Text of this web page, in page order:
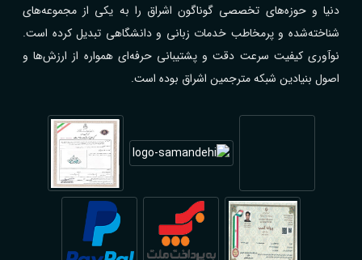
دنیا و حوزه‌های تخصصی گوناگون اشراق را به یکی از مجموعه‌های
شناخته‌شده و پرمخاطب خدمات زبانی و دانشگاهی تبدیل کرده است.
نوآوری کیفیت سرعت دقت و پشتیبانی حرفه‌ای همواره از ارزش‌ها و
اصول بنیادین شبکه مترجمین اشراق بوده است.